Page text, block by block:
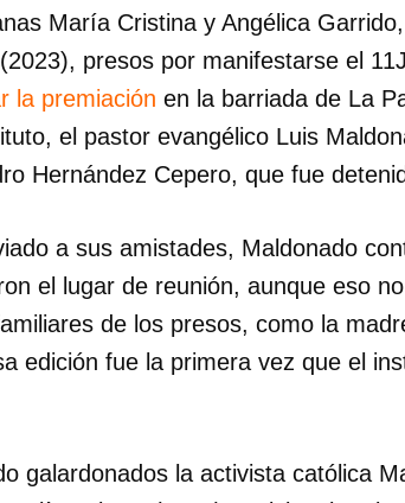
María Cristina y Angélica
presos por manifestarse el
la premiación en la barriada de La
el pastor evangélico Luis
Hernández Cepero, que fue
a sus amistades, Maldonado
el lugar de reunión, aunque eso
de los presos, como la
edición fue la primera vez que el
galardonados la activista católica